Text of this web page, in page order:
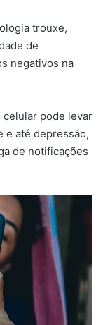
trouxe,
de
negativos na
celular pode levar
e até depressão,
de notificações